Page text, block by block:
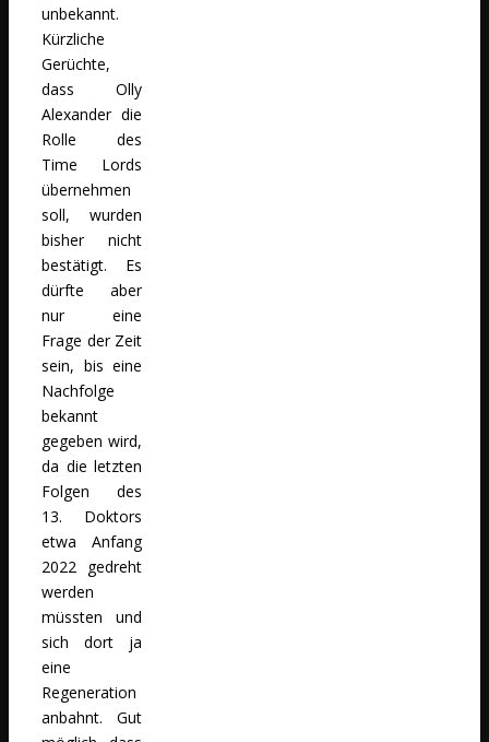
unbekannt.
Kürzliche
Gerüchte,
dass Olly
Alexander die
Rolle des
Time Lords
übernehmen
soll, wurden
bisher nicht
bestätigt. Es
dürfte aber
nur eine
Frage der Zeit
sein, bis eine
Nachfolge
bekannt
gegeben wird,
da die letzten
Folgen des
13. Doktors
etwa Anfang
2022 gedreht
werden
müssten und
sich dort ja
eine
Regeneration
anbahnt. Gut